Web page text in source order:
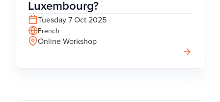
Luxembourg?
Tuesday 7 Oct 2025
French
Online Workshop